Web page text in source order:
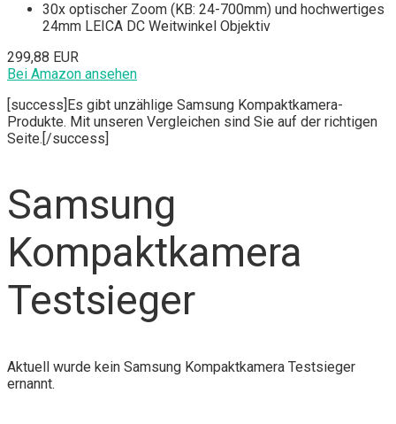
30x optischer Zoom (KB: 24-700mm) und hochwertiges
24mm LEICA DC Weitwinkel Objektiv
299,88 EUR
Bei Amazon ansehen
[success]Es gibt unzählige Samsung Kompaktkamera-
Produkte. Mit unseren Vergleichen sind Sie auf der richtigen
Seite.[/success]
Samsung
Kompaktkamera
Testsieger
Aktuell wurde kein Samsung Kompaktkamera Testsieger
ernannt.